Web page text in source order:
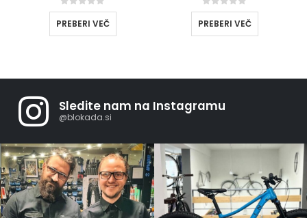
0out of 5
PREBERI VEČ
0out of 5
PREBERI VEČ
Sledite nam na Instagramu
@blokada.si